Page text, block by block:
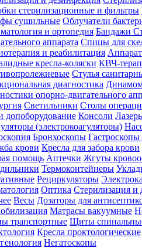
стерилизационные и фильтры
сушильные Облучатели
и ортопедия Бандажи
аппарата Спицы для
и реабилитация
кресла-коляски КВЧ-
Стулья
диагностика
опорно-двигательного
Светильники Столы
допоборудование Консоли
(электрокоагуляторы)
Бронхоскопы
крови Кресла для забора крови
помощь Аптечки Жгуты
Термоконтейнеры
Рециркуляторы
Оптика Стерилизация и
Весы Дозаторы для
Матрасы вакуумные
транспортные Щиты
Кресла проктологические
Негатоскопы